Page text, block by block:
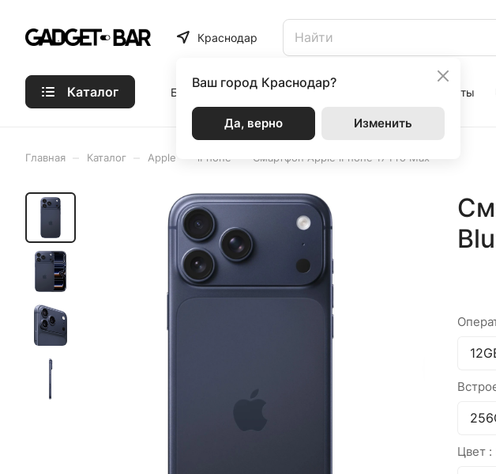
Краснодар
Ваш город Краснодар?
Да, верно Изменить
Каталог Бренды Статьи Акции Контакты
Главная Каталог Apple iPhone Смартфон Apple iPhone 17 Pro Max
Цвет :